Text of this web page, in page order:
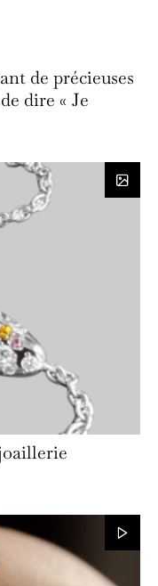
de précieuses
dire « Je